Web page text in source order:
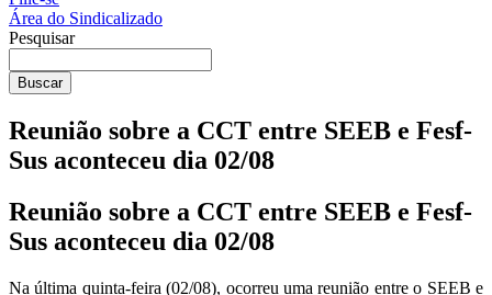
Área do Sindicalizado
Pesquisar
Buscar
Reunião sobre a CCT entre SEEB e Fesf-
Sus aconteceu dia 02/08
Reunião sobre a CCT entre SEEB e Fesf-
Sus aconteceu dia 02/08
Na última quinta-feira (02/08), ocorreu uma reunião entre o SEEB e